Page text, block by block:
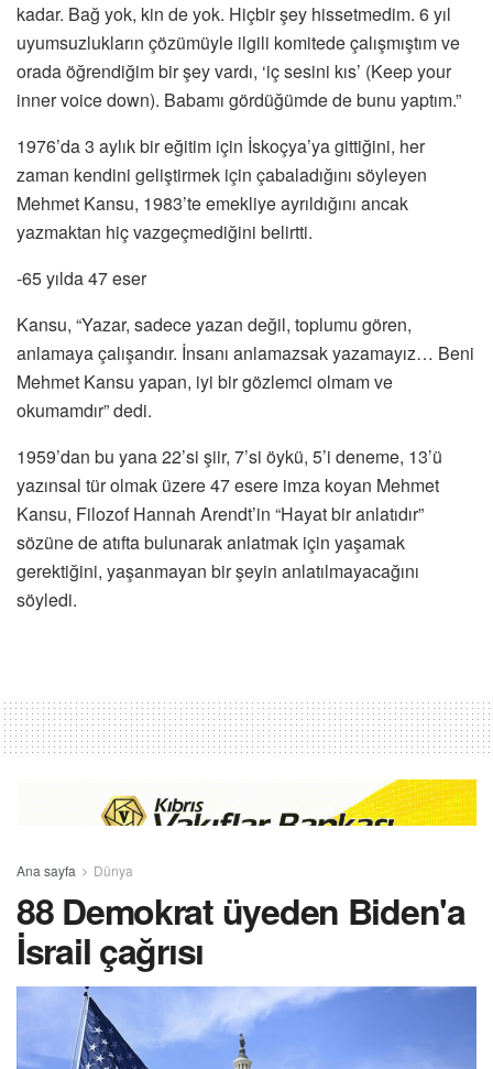
kadar. Bağ yok, kin de yok. Hiçbir şey hissetmedim. 6 yıl
uyumsuzlukların çözümüyle ilgili komitede çalışmıştım ve
orada öğrendiğim bir şey vardı, ‘iç sesini kıs’ (Keep your
inner voice down). Babamı gördüğümde de bunu yaptım.”
1976’da 3 aylık bir eğitim için İskoçya’ya gittiğini, her
zaman kendini geliştirmek için çabaladığını söyleyen
Mehmet Kansu, 1983’te emekliye ayrıldığını ancak
yazmaktan hiç vazgeçmediğini belirtti.
-65 yılda 47 eser
Kansu, “Yazar, sadece yazan değil, toplumu gören,
anlamaya çalışandır. İnsanı anlamazsak yazamayız… Beni
Mehmet Kansu yapan, iyi bir gözlemci olmam ve
okumamdır” dedi.
1959’dan bu yana 22’si şiir, 7’si öykü, 5’i deneme, 13’ü
yazınsal tür olmak üzere 47 esere imza koyan Mehmet
Kansu, Filozof Hannah Arendt’in “Hayat bir anlatıdır”
sözüne de atıfta bulunarak anlatmak için yaşamak
gerektiğini, yaşanmayan bir şeyin anlatılmayacağını
söyledi.
Ana sayfa Dünya
88 Demokrat üyeden Biden'a
İsrail çağrısı